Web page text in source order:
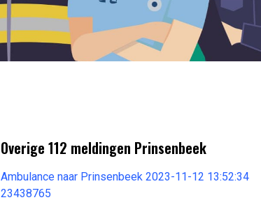
Overige 112 meldingen Prinsenbeek
Ambulance naar Prinsenbeek 2023-11-12 13:52:34
23438765